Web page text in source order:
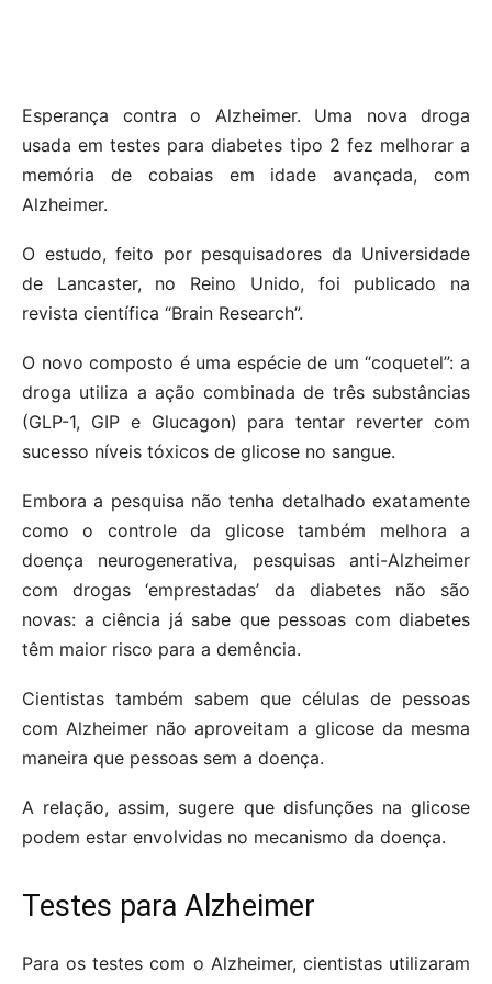
Esperança contra o Alzheimer. Uma nova droga
usada em testes para diabetes tipo 2 fez melhorar a
memória de cobaias em idade avançada, com
Alzheimer.
O estudo, feito por pesquisadores da Universidade
de Lancaster, no Reino Unido, foi publicado na
revista científica “Brain Research”.
O novo composto é uma espécie de um “coquetel”: a
droga utiliza a ação combinada de três substâncias
(GLP-1, GIP e Glucagon) para tentar reverter com
sucesso níveis tóxicos de glicose no sangue.
Embora a pesquisa não tenha detalhado exatamente
como o controle da glicose também melhora a
doença neurogenerativa, pesquisas anti-Alzheimer
com drogas ‘emprestadas’ da diabetes não são
novas: a ciência já sabe que pessoas com diabetes
têm maior risco para a demência.
Cientistas também sabem que células de pessoas
com Alzheimer não aproveitam a glicose da mesma
maneira que pessoas sem a doença.
A relação, assim, sugere que disfunções na glicose
podem estar envolvidas no mecanismo da doença.
Testes para Alzheimer
Para os testes com o Alzheimer, cientistas utilizaram